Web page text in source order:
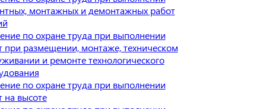
монтажных и демонтажных работ
по охране труда при выполнении
при размещении, монтаже, техническом
и ремонте технологического
по охране труда при выполнении
на высоте